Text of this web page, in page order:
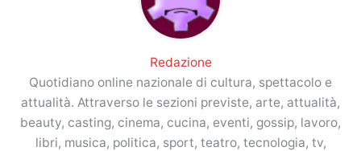
Redazione
Quotidiano online nazionale di cultura, spettacolo e
attualità. Attraverso le sezioni previste, arte, attualità,
beauty, casting, cinema, cucina, eventi, gossip, lavoro,
libri, musica, politica, sport, teatro, tecnologia, tv,